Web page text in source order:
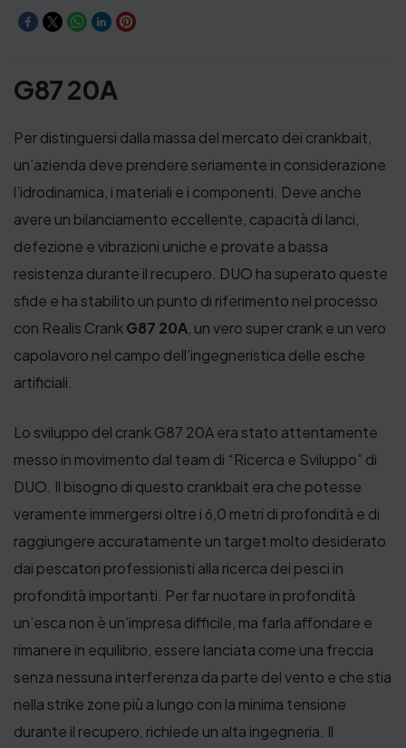
G87 20A
Per distinguersi dalla massa del mercato dei crankbait,
un’azienda deve prendere seriamente in considerazione
l’idrodinamica, i materiali e i componenti. Deve anche
avere un bilanciamento eccellente, capacità di lanci,
defezione e vibrazioni uniche e provate a bassa
resistenza durante il recupero. DUO ha superato queste
sfide e ha stabilito un punto di riferimento nel processo
con Realis CrankG87 20A , un vero super crank e un vero
capolavoro nel campo dell’ingegneristica delle esche
artificiali.
Lo sviluppo del crank G87 20A era stato attentamente
messo in movimento dal team di “Ricerca e Sviluppo” di
DUO. Il bisogno di questo crankbait era che potesse
veramente immergersi oltre i 6,0 metri di profondità e di
raggiungere accuratamente un target molto desiderato
dai pescatori professionisti alla ricerca dei pesci in
profondità importanti. Per far nuotare in profondità
un’esca non è un’impresa difficile, ma farla affondare e
rimanere in equilibrio, essere lanciata come una freccia
senza nessuna interferenza da parte del vento e che stia
nella strike zone più a lungo con la minima tensione
durante il recupero, richiede un alta ingegneria. Il